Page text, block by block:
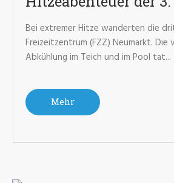
Bei extremer Hitze wanderten die
Freizeitzentrum (FZZ) Neumarkt. Die
Abkühlung im Teich und im Pool tat...
Mehr